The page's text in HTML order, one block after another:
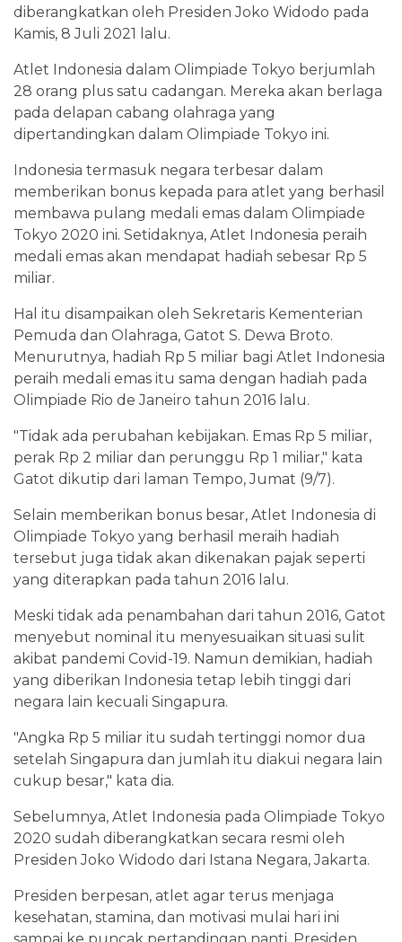
diberangkatkan oleh Presiden Joko Widodo pada
Kamis, 8 Juli 2021 lalu.
Atlet Indonesia dalam Olimpiade Tokyo berjumlah
28 orang plus satu cadangan. Mereka akan berlaga
pada delapan cabang olahraga yang
dipertandingkan dalam Olimpiade Tokyo ini.
Indonesia termasuk negara terbesar dalam
memberikan bonus kepada para atlet yang berhasil
membawa pulang medali emas dalam Olimpiade
Tokyo 2020 ini. Setidaknya, Atlet Indonesia peraih
medali emas akan mendapat hadiah sebesar Rp 5
miliar.
Hal itu disampaikan oleh Sekretaris Kementerian
Pemuda dan Olahraga, Gatot S. Dewa Broto.
Menurutnya, hadiah Rp 5 miliar bagi Atlet Indonesia
peraih medali emas itu sama dengan hadiah pada
Olimpiade Rio de Janeiro tahun 2016 lalu.
"Tidak ada perubahan kebijakan. Emas Rp 5 miliar,
perak Rp 2 miliar dan perunggu Rp 1 miliar," kata
Gatot dikutip dari laman Tempo, Jumat (9/7).
Selain memberikan bonus besar, Atlet Indonesia di
Olimpiade Tokyo yang berhasil meraih hadiah
tersebut juga tidak akan dikenakan pajak seperti
yang diterapkan pada tahun 2016 lalu.
Meski tidak ada penambahan dari tahun 2016, Gatot
menyebut nominal itu menyesuaikan situasi sulit
akibat pandemi Covid-19. Namun demikian, hadiah
yang diberikan Indonesia tetap lebih tinggi dari
negara lain kecuali Singapura.
"Angka Rp 5 miliar itu sudah tertinggi nomor dua
setelah Singapura dan jumlah itu diakui negara lain
cukup besar," kata dia.
Sebelumnya, Atlet Indonesia pada Olimpiade Tokyo
2020 sudah diberangkatkan secara resmi oleh
Presiden Joko Widodo dari Istana Negara, Jakarta.
Presiden berpesan, atlet agar terus menjaga
kesehatan, stamina, dan motivasi mulai hari ini